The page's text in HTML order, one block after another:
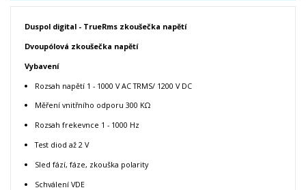
Duspol digital - TrueRms zkoušečka napětí
Dvoupólová zkoušečka napětí
Vybavení
Rozsah napětí 1 - 1000 V AC TRMS/ 1200 V DC
Měření vnitřního odporu 300 KΩ
Rozsah frekevnce 1 - 1000 Hz
Test diod až 2 V
Sled fází, fáze, zkouška polarity
Schválení VDE